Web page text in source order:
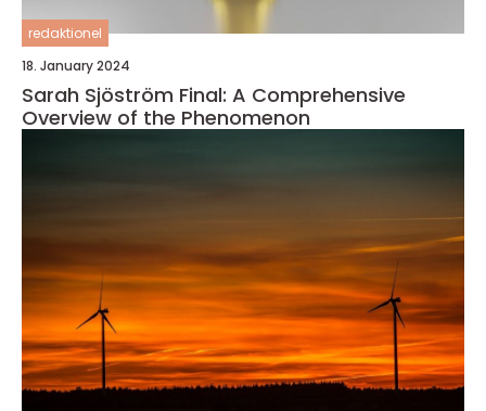
redaktionel
18. January 2024
Sarah Sjöström Final: A Comprehensive
Overview of the Phenomenon